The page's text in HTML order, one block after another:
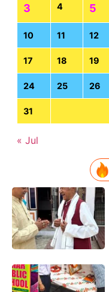
3 4 5
10 11 12
17 18 19
24 25 26
31
« Jul